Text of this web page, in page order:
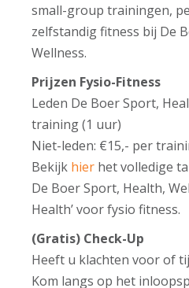
small-group trainingen,
zelfstandig fitness bij De
Wellness.
Prijzen Fysio-Fitness
Leden De Boer Sport,
training (1 uur)
Niet-leden: €15,- per
Bekijk hier het volledige
De Boer Sport, Health,
Health’ voor fysio fitness.
(Gratis) Check-Up
Heeft u klachten voor of
Kom langs op het